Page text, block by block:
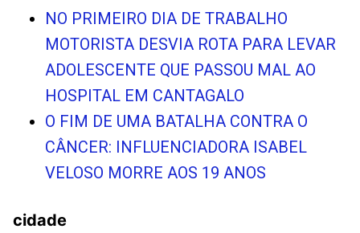
NO PRIMEIRO DIA DE TRABALHO
MOTORISTA DESVIA ROTA PARA LEVAR
ADOLESCENTE QUE PASSOU MAL AO
HOSPITAL EM CANTAGALO
O FIM DE UMA BATALHA CONTRA O
CÂNCER: INFLUENCIADORA ISABEL
VELOSO MORRE AOS 19 ANOS
cidade